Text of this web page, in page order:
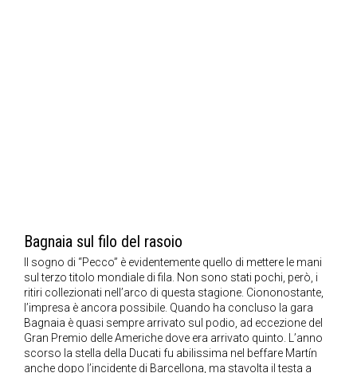
Bagnaia sul filo del rasoio
Il sogno di “Pecco” è evidentemente quello di mettere le mani
sul terzo titolo mondiale di fila. Non sono stati pochi, però, i
ritiri collezionati nell’arco di questa stagione. Ciononostante,
l’impresa è ancora possibile. Quando ha concluso la gara
Bagnaia è quasi sempre arrivato sul podio, ad eccezione del
Gran Premio delle Americhe dove era arrivato quinto. L’anno
scorso la stella della Ducati fu abilissima nel beffare Martín
anche dopo l’incidente di Barcellona, ma stavolta il testa a